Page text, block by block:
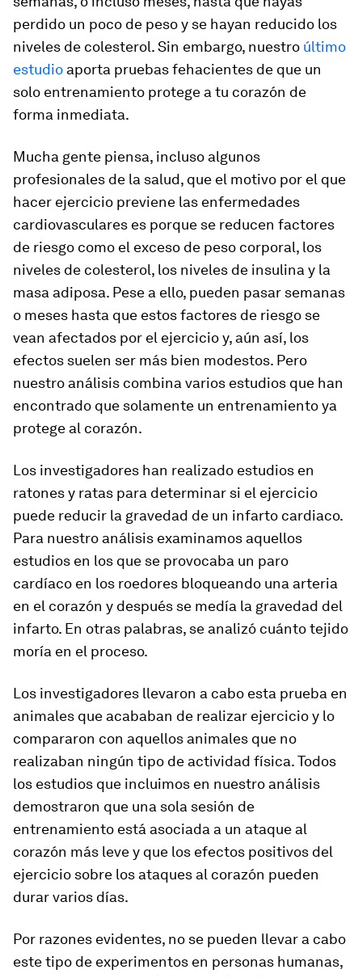
perdido un poco de peso y se hayan reducido los
niveles de colesterol. Sin embargo, nuestro último
estudio aporta pruebas fehacientes de que un
solo entrenamiento protege a tu corazón de
forma inmediata.
Mucha gente piensa, incluso algunos
profesionales de la salud, que el motivo por el que
hacer ejercicio previene las enfermedades
cardiovasculares es porque se reducen factores
de riesgo como el exceso de peso corporal, los
niveles de colesterol, los niveles de insulina y la
masa adiposa. Pese a ello, pueden pasar semanas
o meses hasta que estos factores de riesgo se
vean afectados por el ejercicio y, aún así, los
efectos suelen ser más bien modestos. Pero
nuestro análisis combina varios estudios que han
encontrado que solamente un entrenamiento ya
protege al corazón.
Los investigadores han realizado estudios en
ratones y ratas para determinar si el ejercicio
puede reducir la gravedad de un infarto cardiaco.
Para nuestro análisis examinamos aquellos
estudios en los que se provocaba un paro
cardíaco en los roedores bloqueando una arteria
en el corazón y después se medía la gravedad del
infarto. En otras palabras, se analizó cuánto tejido
moría en el proceso.
Los investigadores llevaron a cabo esta prueba en
animales que acababan de realizar ejercicio y lo
compararon con aquellos animales que no
realizaban ningún tipo de actividad física. Todos
los estudios que incluimos en nuestro análisis
demostraron que una sola sesión de
entrenamiento está asociada a un ataque al
corazón más leve y que los efectos positivos del
ejercicio sobre los ataques al corazón pueden
durar varios días.
Por razones evidentes, no se pueden llevar a cabo
este tipo de experimentos en personas humanas,